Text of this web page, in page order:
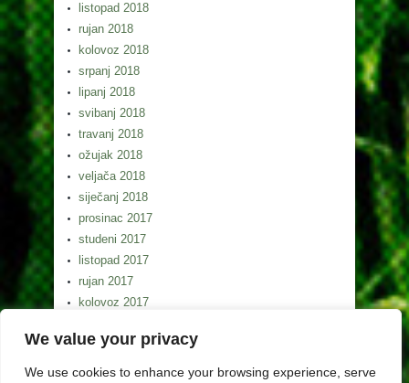
We value your privacy
We use cookies to enhance your browsing experience, serve
listopad 2018
rujan 2018
kolovoz 2018
srpanj 2018
lipanj 2018
svibanj 2018
travanj 2018
ožujak 2018
veljača 2018
siječanj 2018
prosinac 2017
studeni 2017
listopad 2017
rujan 2017
kolovoz 2017
lipanj 2017
svibanj 2017